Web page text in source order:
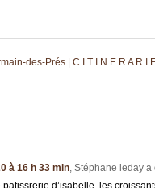
des-Prés | C I T I N E R A R I
à 16 h 33 min, Stéphane leday a
patissrerie d’isabelle, les